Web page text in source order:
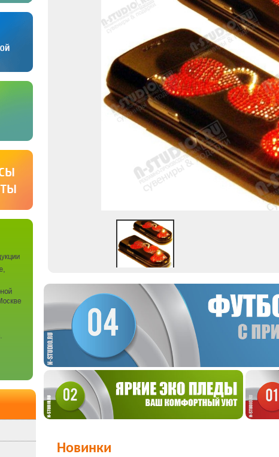
Новинки